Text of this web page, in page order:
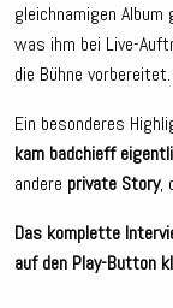
gleichnamigen
was ihm bei Live-
die Bühne vorbereitet.
Ein besonderes
kam badchieff
andere private Story,
Das komplette
auf den Play-Button